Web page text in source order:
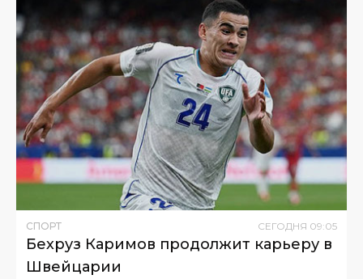
СПОРТ СЕГОДНЯ 09:05
Бехруз Каримов продолжит карьеру в
Швейцарии